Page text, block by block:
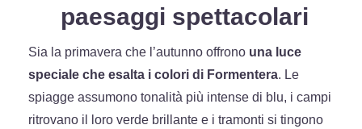
paesaggi spettacolari
Sia la primavera che l’autunno offrono una luce
speciale che esalta i colori di Formentera. Le
spiagge assumono tonalità più intense di blu, i campi
ritrovano il loro verde brillante e i tramonti si tingono